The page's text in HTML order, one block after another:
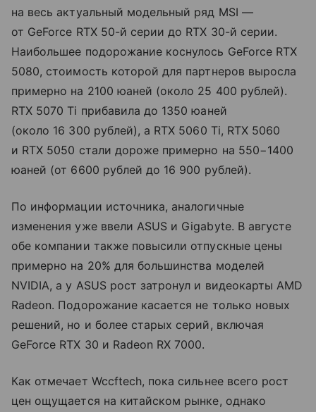
на весь актуальный модельный ряд MSI —
от GeForce RTX 50-й серии до RTX 30-й серии.
Наибольшее подорожание коснулось GeForce RTX
5080, стоимость которой для партнеров выросла
примерно на 2100 юаней (около 25 400 рублей).
RTX 5070 Ti прибавила до 1350 юаней
(около 16 300 рублей), а RTX 5060 Ti, RTX 5060
и RTX 5050 стали дороже примерно на 550−1400
юаней (от 6600 рублей до 16 900 рублей).
По информации источника, аналогичные
изменения уже ввели ASUS и Gigabyte. В августе
обе компании также повысили отпускные цены
примерно на 20% для большинства моделей
NVIDIA, а у ASUS рост затронул и видеокарты AMD
Radeon. Подорожание касается не только новых
решений, но и более старых серий, включая
GeForce RTX 30 и Radeon RX 7000.
Как отмечает Wccftech, пока сильнее всего рост
цен ощущается на китайском рынке, однако